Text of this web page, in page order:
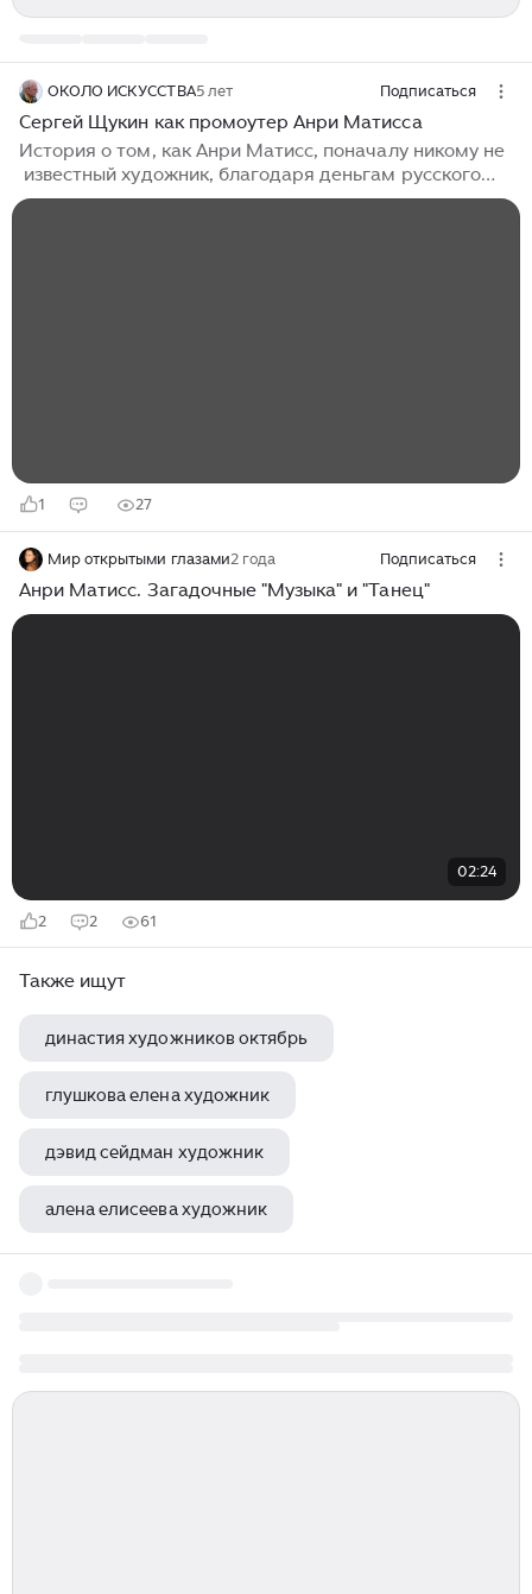
ОКОЛО ИСКУССТВА5 лет Подписаться
Сергей Щукин как промоутер Анри Матисса
История о том, как Анри Матисс, поначалу никому не
известный художник, благодаря деньгам русского
фабриканта Сергея Щукина превратился в Великого
1 27
Мир открытыми глазами2 года Подписаться
Анри Матисс. Загадочные "Музыка" и "Танец"
02:24
2 2 61
Также ищут
династия художников октябрь
глушкова елена художник
дэвид сейдман художник
алена елисеева художник